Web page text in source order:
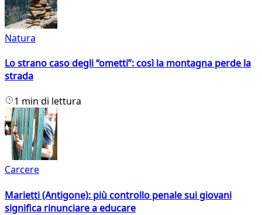
Natura
Lo strano caso degli “ometti”: così la montagna perde la
strada
1 min di lettura
Carcere
Marietti (Antigone): più controllo penale sui giovani
significa rinunciare a educare